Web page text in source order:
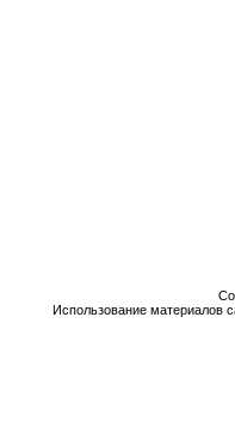
Использование материалов